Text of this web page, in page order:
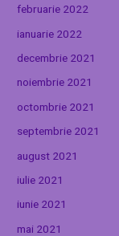
februarie 2022
ianuarie 2022
decembrie 2021
noiembrie 2021
octombrie 2021
septembrie 2021
august 2021
iulie 2021
iunie 2021
mai 2021